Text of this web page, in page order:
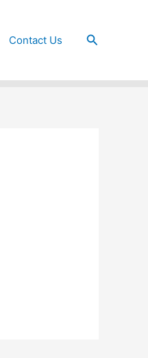
Contact Us Cari